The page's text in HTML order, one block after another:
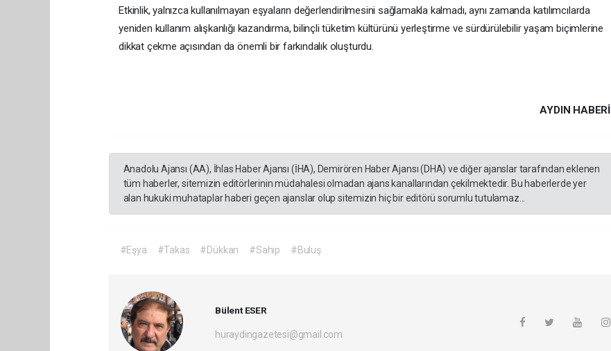
Etkinlik, yalnızca kullanılmayan eşyaların değerlendirilmesini sağlamakla kalmadı, aynı zamanda katılımcılarda
yeniden kullanım alışkanlığı kazandırma, bilinçli tüketim kültürünü yerleştirme ve sürdürülebilir yaşam biçimlerine
dikkat çekme açısından da önemli bir farkındalık oluşturdu.
AYDIN HABERİ
Anadolu Ajansı (AA), İhlas Haber Ajansı (İHA), Demirören Haber Ajansı (DHA) ve diğer ajanslar tarafından eklenen
tüm haberler, sitemizin editörlerinin müdahalesi olmadan ajans kanallarından çekilmektedir. Bu haberlerde yer
alan hukuki muhataplar haberi geçen ajanslar olup sitemizin hiç bir editörü sorumlu tutulamaz...
#Eşya #Takas #Dükkan #Sahip #Buluş
Bülent ESER
huraydingazetesi@gmail.com